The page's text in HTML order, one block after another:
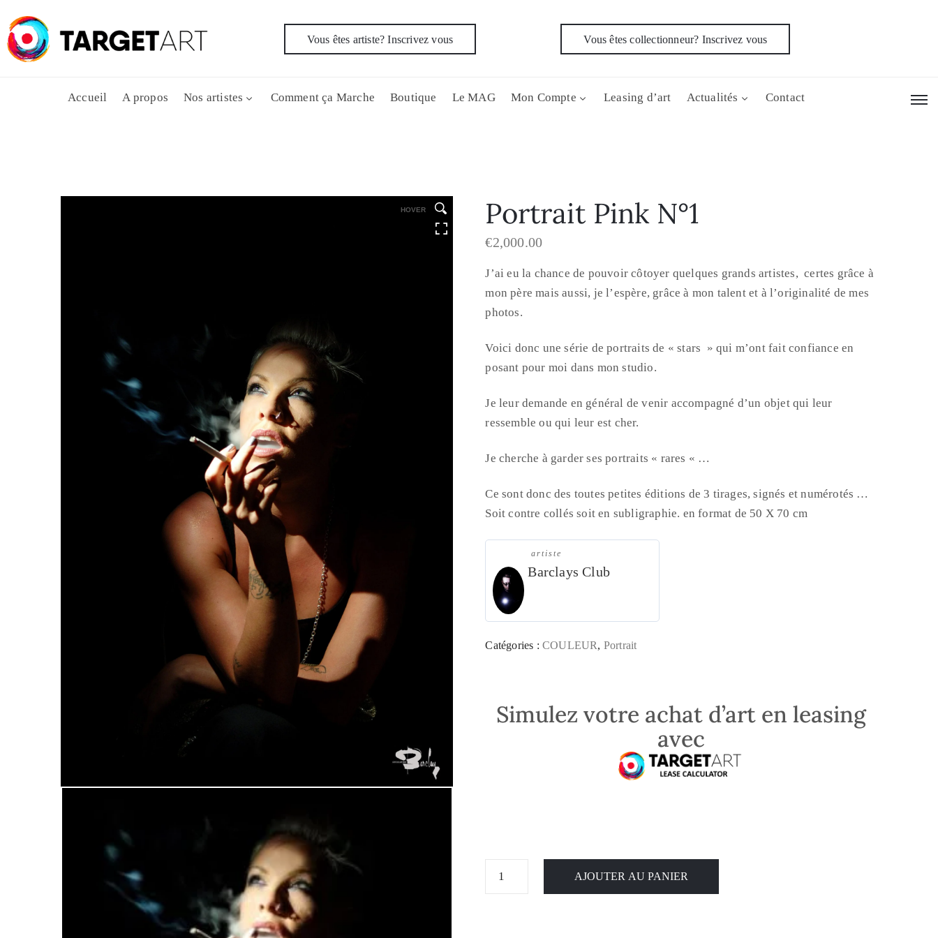
Vous êtes artiste? Inscrivez vous Vous êtes collectionneur? Inscrivez vous
Accueil A propos Nos artistes Comment ça Marche Boutique Le MAG Mon Compte Leasing d’art Actualités Contact
HOVER Portrait Pink N°1
€2,000.00
J’ai eu la chance de pouvoir côtoyer quelques grands artistes, certes grâce à
mon père mais aussi, je l’espère, grâce à mon talent et à l’originalité de mes
photos.
Voici donc une série de portraits de « stars » qui m’ont fait confiance en
posant pour moi dans mon studio.
Je leur demande en général de venir accompagné d’un objet qui leur
ressemble ou qui leur est cher.
Je cherche à garder ses portraits « rares « …
Ce sont donc des toutes petites éditions de 3 tirages, signés et numérotés …
Soit contre collés soit en subligraphie. en format de 50 X 70 cm
artiste
Barclays Club
Catégories :COULEUR, Portrait
Simulez votre achat d’art en leasing
avec
AJOUTER AU PANIER